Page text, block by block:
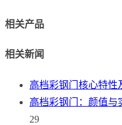
相关产品
相关新闻
高档彩钢门核心特性
高档彩钢门：颜值与
29